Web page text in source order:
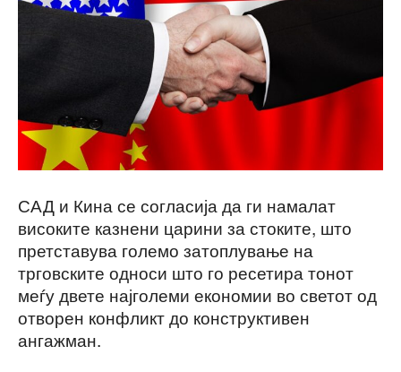
САД и Кина се согласија да ги намалат
високите казнени царини за стоките, што
претставува големо затоплување на
трговските односи што го ресетира тонот
меѓу двете најголеми економии во светот од
отворен конфликт до конструктивен
ангажман.